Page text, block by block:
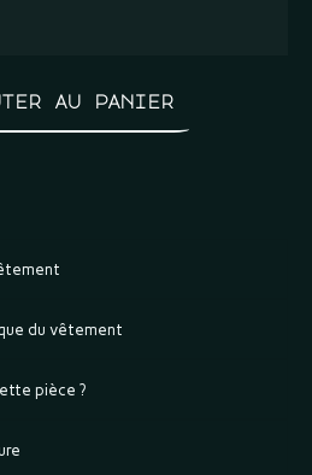
au panier
du vêtement
pièce ?